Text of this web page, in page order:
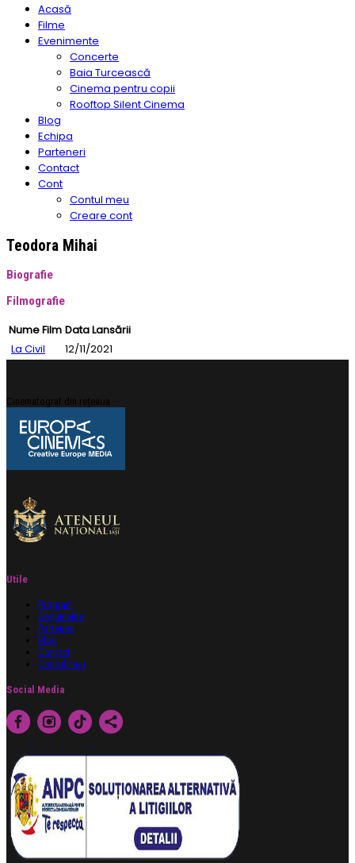
Acasă
Filme
Evenimente
Concerte
Baia Turcească
Cinema pentru copii
Rooftop Silent Cinema
Blog
Echipa
Parteneri
Contact
Cont
Contul meu
Creare cont
Teodora Mihai
Biografie
Filmografie
Nume Film Data Lansării
La Civil
12/11/2021
Cinematograf din rețeaua
Utile
Program
Evenimente
Parteneri
Blog
Contact
Contul meu
Social Media